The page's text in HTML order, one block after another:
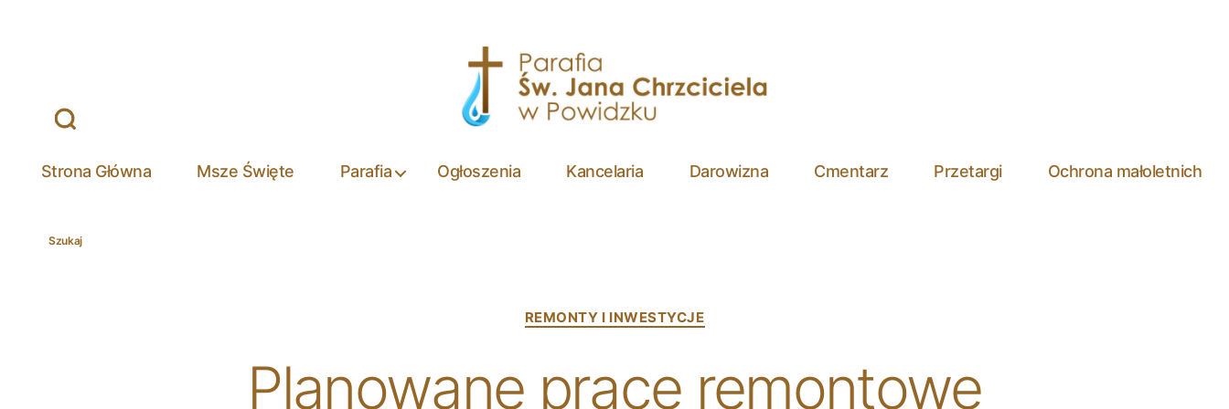
Jana
Strona Główna Msze Święte Parafia Ogłoszenia Kancelaria Darowizna Cmentarz Przetargi Ochrona małoletnich
Szukaj
Categories
REMONTY I INWESTYCJE
Planowane prace remontowe